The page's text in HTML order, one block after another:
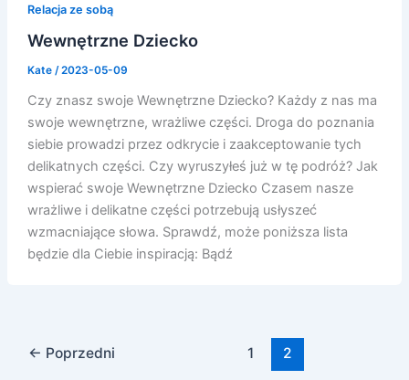
Relacja ze sobą
Wewnętrzne Dziecko
Kate /2023-05-09
Czy znasz swoje Wewnętrzne Dziecko? Każdy z nas ma
swoje wewnętrzne, wrażliwe części. Droga do poznania
siebie prowadzi przez odkrycie i zaakceptowanie tych
delikatnych części. Czy wyruszyłeś już w tę podróż? Jak
wspierać swoje Wewnętrzne Dziecko Czasem nasze
wrażliwe i delikatne części potrzebują usłyszeć
wzmacniające słowa. Sprawdź, może poniższa lista
będzie dla Ciebie inspiracją: Bądź
← Poprzedni 1 2